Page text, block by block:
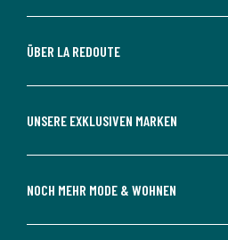
ÜBER LA REDOUTE
UNSERE EXKLUSIVEN MARKEN
NOCH MEHR MODE & WOHNEN